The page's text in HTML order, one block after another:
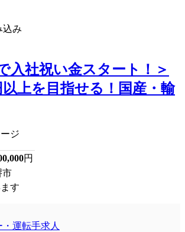
込み
入社祝い金スタート！＞
以上を目指せる！国産・輸
ジ
円
す
・運転手求人